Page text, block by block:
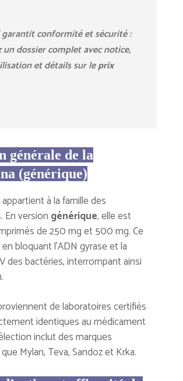
conformité et sécurité :
un dossier complet avec notice,
et détails sur leprix
générale de la
(générique)
à la famille des
En version générique, elle est
de 250 mg et 500 mg. Ce
bloquant l’ADN gyrase et la
des bactéries, interrompant ainsi
de laboratoires certifiés
identiques au médicament
inclut des marques
Mylan, Teva, Sandoz et Krka.